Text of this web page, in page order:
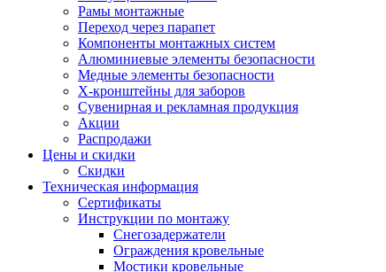
Рамы монтажные
Переход через парапет
Компоненты монтажных систем
Алюминиевые элементы безопасности
Медные элементы безопасности
X-кронштейны для заборов
Сувенирная и рекламная продукция
Акции
Распродажи
Цены и скидки
Скидки
Техническая информация
Сертификаты
Инструкции по монтажу
Снегозадержатели
Ограждения кровельные
Мостики кровельные